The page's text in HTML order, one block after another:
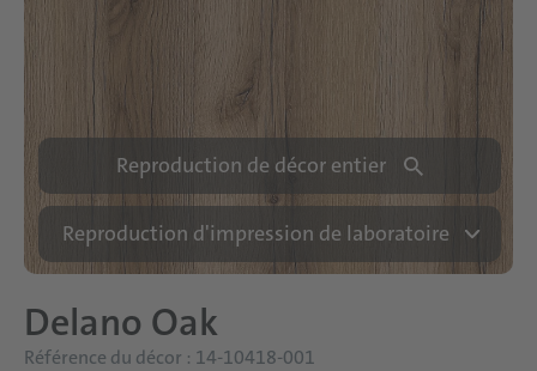
Durabilité
Carrière
Reproduction de décor entier
Reproduction d'impression de laboratoire
Delano Oak
Référence du décor : 14-10418-001